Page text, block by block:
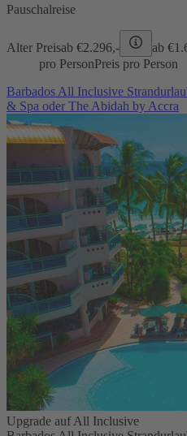
Pauschalreise
Alter Preisab €2.296,- ab €
pro PersonPreis pro Person
Barbados All Inclusive
& Spa oder The Abidah by Accra
Upgrade auf All Inclusive